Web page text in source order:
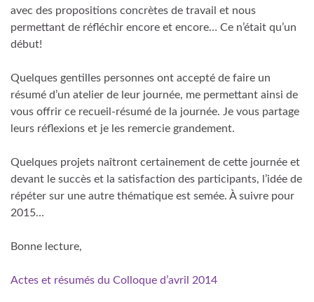
avec des propositions concrètes de travail et nous
permettant de réfléchir encore et encore… Ce n’était qu’un
début!
Quelques gentilles personnes ont accepté de faire un
résumé d’un atelier de leur journée, me permettant ainsi de
vous offrir ce recueil-résumé de la journée. Je vous partage
leurs réflexions et je les remercie grandement.
Quelques projets naîtront certainement de cette journée et
devant le succès et la satisfaction des participants, l’idée de
répéter sur une autre thématique est semée. À suivre pour
2015…
Bonne lecture,
Actes et résumés du Colloque d’avril 2014